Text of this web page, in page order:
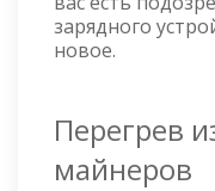
зарядного
новое.
Перегрев
майнеров